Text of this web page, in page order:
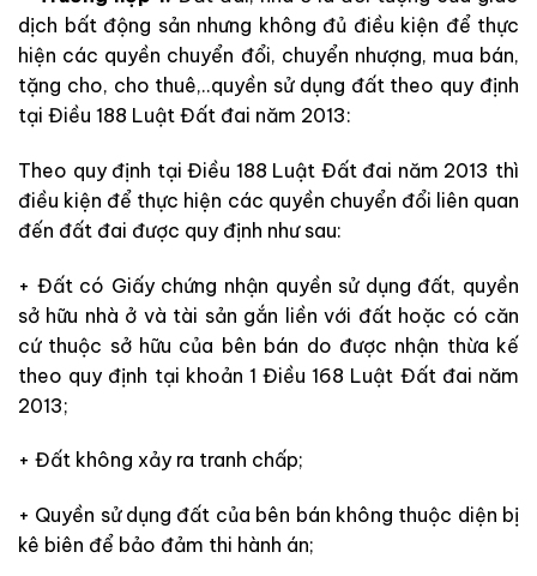
dịch bất động sản nhưng không đủ điều kiện để thực
hiện các quyền chuyển đổi, chuyển nhượng, mua bán,
tặng cho, cho thuê,..quyền sử dụng đất theo quy định
tại Điều 188 Luật Đất đai năm 2013:
Theo quy định tại Điều 188 Luật Đất đai năm 2013 thì
điều kiện để thực hiện các quyền chuyển đổi liên quan
đến đất đai được quy định như sau:
+ Đất có Giấy chứng nhận quyền sử dụng đất, quyền
sở hữu nhà ở và tài sản gắn liền với đất hoặc có căn
cứ thuộc sở hữu của bên bán do được nhận thừa kế
theo quy định tại khoản 1 Điều 168 Luật Đất đai năm
2013;
+ Đất không xảy ra tranh chấp;
+ Quyền sử dụng đất của bên bán không thuộc diện bị
kê biên để bảo đảm thi hành án;